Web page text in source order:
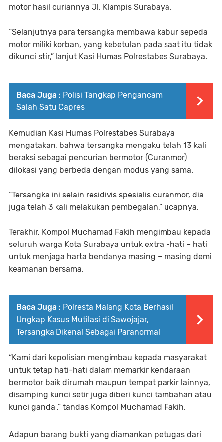
motor hasil curiannya Jl. Klampis Surabaya.
“Selanjutnya para tersangka membawa kabur sepeda
motor miliki korban, yang kebetulan pada saat itu tidak
dikunci stir,” lanjut Kasi Humas Polrestabes Surabaya.
Baca Juga : Polisi Tangkap Pengancam
Salah Satu Capres
Kemudian Kasi Humas Polrestabes Surabaya
mengatakan, bahwa tersangka mengaku telah 13 kali
beraksi sebagai pencurian bermotor (Curanmor)
dilokasi yang berbeda dengan modus yang sama.
“Tersangka ini selain residivis spesialis curanmor, dia
juga telah 3 kali melakukan pembegalan,” ucapnya.
Terakhir, Kompol Muchamad Fakih mengimbau kepada
seluruh warga Kota Surabaya untuk extra -hati – hati
untuk menjaga harta bendanya masing – masing demi
keamanan bersama.
Baca Juga : Polresta Malang Kota Berhasil
Ungkap Kasus Mutilasi di Sawojajar,
Tersangka Dikenal Sebagai Paranormal
“Kami dari kepolisian mengimbau kepada masyarakat
untuk tetap hati-hati dalam memarkir kendaraan
bermotor baik dirumah maupun tempat parkir lainnya,
disamping kunci setir juga diberi kunci tambahan atau
kunci ganda ,” tandas Kompol Muchamad Fakih.
Adapun barang bukti yang diamankan petugas dari